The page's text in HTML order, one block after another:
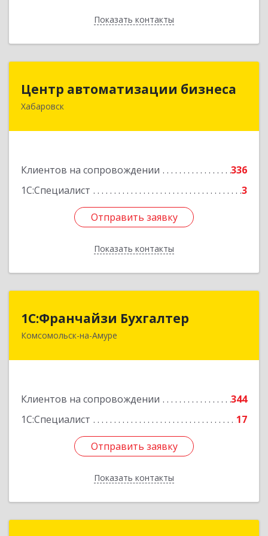
Показать контакты
Назад
Центр автоматизации бизнеса
Хабаровск
Клиентов на сопровождении
336
1С:Специалист
3
Отправить заявку
Показать контакты
Центр автоматизации бизнеса
680030, Хабаровский край, Хабаровск г, Ленина
Отправить заявку
Назад
1С:Франчайзи Бухгалтер
Комсомольск-на-Амуре
Клиентов на сопровождении
344
1С:Специалист
17
Отправить заявку
Показать контакты
1С:Франчайзи Бухгалтер
681000, Хабаровский край, Комсомольск-на-
Подробнее
Отправить заявку
Назад